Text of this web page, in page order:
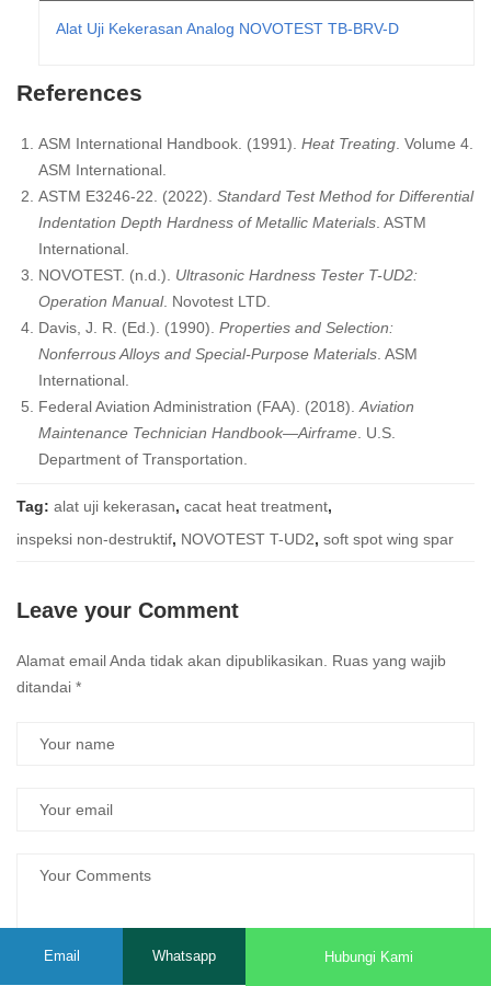
Alat Uji Kekerasan Analog NOVOTEST TB-BRV-D
References
ASM International Handbook. (1991). Heat Treating . Volume 4.
ASM International.
ASTM E3246-22. (2022). Standard Test Method for Differential
Indentation Depth Hardness of Metallic Materials . ASTM
International.
NOVOTEST. (n.d.). Ultrasonic Hardness Tester T-UD2:
Operation Manual. Novotest LTD.
Davis, J. R. (Ed.). (1990). Properties and Selection:
Nonferrous Alloys and Special-Purpose Materials . ASM
International.
Federal Aviation Administration (FAA). (2018). Aviation
Maintenance Technician Handbook—Airframe . U.S.
Department of Transportation.
Tag: alat uji kekerasan, cacat heat treatment,
inspeksi non-destruktif, NOVOTEST T-UD2, soft spot wing spar
Leave your Comment
Alamat email Anda tidak akan dipublikasikan.
Ruas yang wajib
ditandai *
Email Whatsapp Hubungi Kami